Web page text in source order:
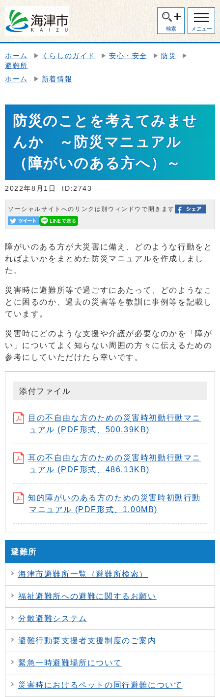
検索 メニュー
ホーム くらしのガイド 安心・安全
防災
避難所
ホーム
新着情報
防災のことを考えてみませ
んか ～防災マニュアル
（障がいのある方へ）～
2022年8月1日 ID:2743
ソーシャルサイトへのリンクは別ウィンドウで開きます
障がいのある方が大災害に備え、どのような行動をと
ればよいかをまとめた防災マニュアルを作成しまし
た。
災害時に避難所等で過ごすにあたって、どのようなこ
とに困るのか、過去の災害等を教訓に事例等を記載し
ています。
災害時にどのような支援や介護が必要なのかを「障が
い」についてよく知らない周囲の方々に伝えるための
参考にしていただけたら幸いです。
添付ファイル
目の不自由な方のための災害時初動行動マニ
ュアル (PDF形式、500.39KB)
耳の不自由な方のための災害時初動行動マニ
ュアル (PDF形式、486.13KB)
知的障がいのある方のための災害時初動行動
マニュアル (PDF形式、1.00MB)
避難所
海津市避難所一覧（避難所検索）
福祉避難所への避難に関するお願い
分散避難システム
避難行動要支援者支援制度のご案内
緊急一時避難場所について
災害時におけるペットの同行避難について